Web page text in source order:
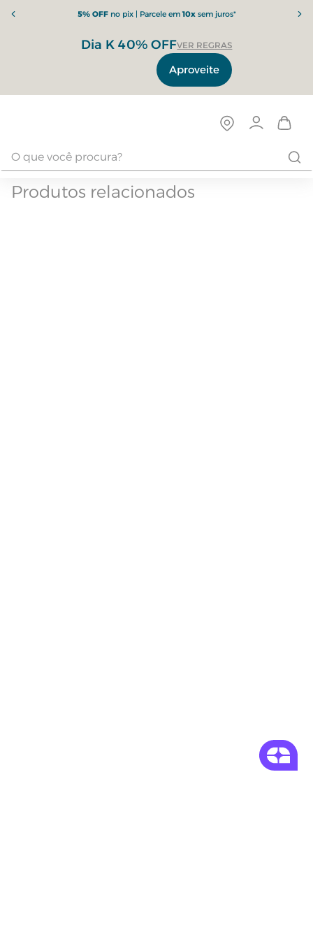
5% OFFno pix | Parcele em10xsem juros*
Dia K 40% OFFVER REGRAS
Aproveite
Produtos relacionados